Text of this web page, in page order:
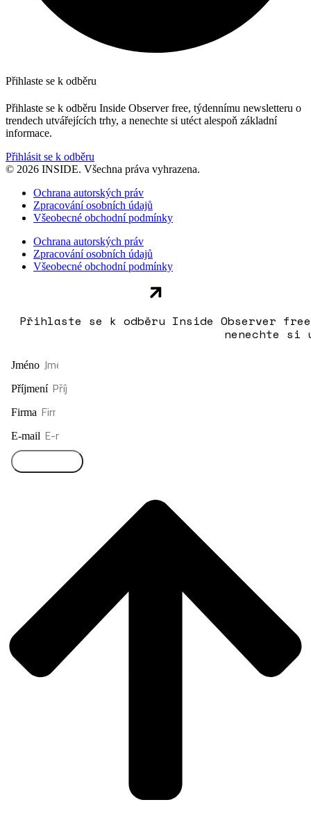
Přihlaste se k odběru
Přihlaste se k odběru Inside Observer free, týdennímu newsletteru o
trendech utvářejících trhy, a nenechte si utéct alespoň základní
informace.
Přihlásit se k odběru
© 2026 INSIDE. Všechna práva vyhrazena.
Ochrana autorských práv
Zpracování osobních údajů
Všeobecné obchodní podmínky
Ochrana autorských práv
Zpracování osobních údajů
Všeobecné obchodní podmínky
Přihlaste se k odběru Inside Observer
nenechte si
Jméno
Příjmení
Firma
E-mail